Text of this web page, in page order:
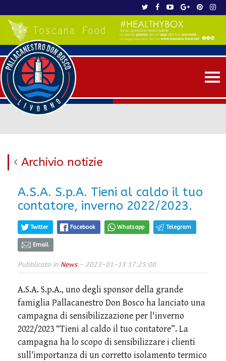
Archivio notizie
A.S.A. S.p.A. Tieni al caldo il tuo
contatore, inverno 2022/2023.
Twitter Facebook Whatsapp Telegram
Email
Pubblicato in News- 2023-01-13 17:25:00
A.S.A. S.p.A., uno degli sponsor della grande
famiglia Pallacanestro Don Bosco ha lanciato una
campagna di sensibilizzazione per l'inverno
2022/2023 “Tieni al caldo il tuo contatore”. La
campagna ha lo scopo di sensibilizzare i clienti
sull’importanza di un corretto isolamento termico